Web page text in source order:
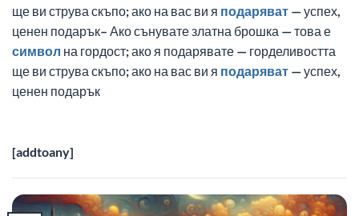
ще ви струва скъпо; ако на вас ви я подаряват — успех,
ценен подарък– Ако сънувате златна брошка — това е
символ на гордост; ако я подарявате — горделивостта
ще ви струва скъпо; ако на вас ви я подаряват — успех,
ценен подарък
[addtoany]